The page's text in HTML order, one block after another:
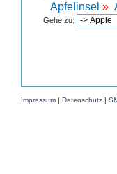
Apfelinsel »
Gehe zu:
Impressum | Datenschutz |